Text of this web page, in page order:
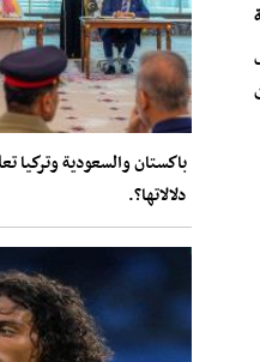
باكستان والسعودية وتركيا
دلالاتها؟.